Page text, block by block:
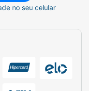
no seu celular